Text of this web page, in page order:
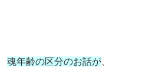
魂年齢の区分のお話が